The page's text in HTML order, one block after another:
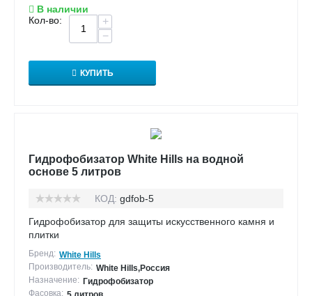
В наличии
Кол-во:
+
−
КУПИТЬ
Гидрофобизатор White Hills на водной
основе 5 литров
КОД: gdfob-5
Гидрофобизатор для защиты искусственного камня и
плитки
Бренд: White Hills
Производитель: White Hills,Россия
Назначение: Гидрофобизатор
Фасовка: